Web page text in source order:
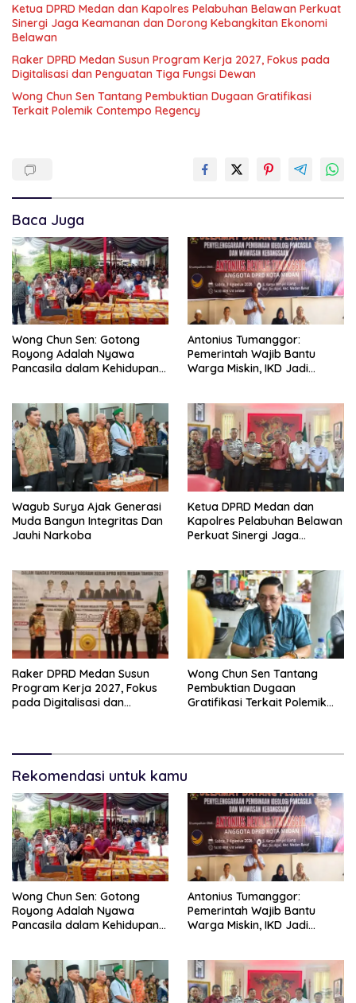
Ketua DPRD Medan dan Kapolres Pelabuhan Belawan Perkuat
Sinergi Jaga Keamanan dan Dorong Kebangkitan Ekonomi
Belawan
Raker DPRD Medan Susun Program Kerja 2027, Fokus pada
Digitalisasi dan Penguatan Tiga Fungsi Dewan
Wong Chun Sen Tantang Pembuktian Dugaan Gratifikasi
Terkait Polemik Contempo Regency
Baca Juga
Wong Chun Sen: Gotong
Royong Adalah Nyawa
Pancasila dalam Kehidupan
Antonius Tumanggor:
Pemerintah Wajib Bantu
Warga Miskin, IKD Jadi
Wagub Surya Ajak Generasi
Muda Bangun Integritas Dan
Jauhi Narkoba
Ketua DPRD Medan dan
Kapolres Pelabuhan Belawan
Perkuat Sinergi Jaga
Belawan
Raker DPRD Medan Susun
Program Kerja 2027, Fokus
pada Digitalisasi dan
Wong Chun Sen Tantang
Pembuktian Dugaan
Gratifikasi Terkait Polemik
Rekomendasi untuk kamu
Wong Chun Sen: Gotong
Royong Adalah Nyawa
Pancasila dalam Kehidupan
Antonius Tumanggor:
Pemerintah Wajib Bantu
Warga Miskin, IKD Jadi